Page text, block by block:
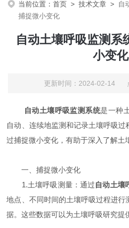
当前位置：首页 >技术文章 > 自
捕捉微小变化
自动土壤呼吸监测系
小变化
更新时间：2024-02-14
自动土壤呼吸监测系统是一种
自动、连续地监测和记录土壤呼吸过
过捕捉微小变化，有助于深入了解土
一、捕捉微小变化
1.土壤呼吸测量：通过自动土壤
地点、不同时间的土壤呼吸过程进行
据。这些数据可以为土壤呼吸研究提